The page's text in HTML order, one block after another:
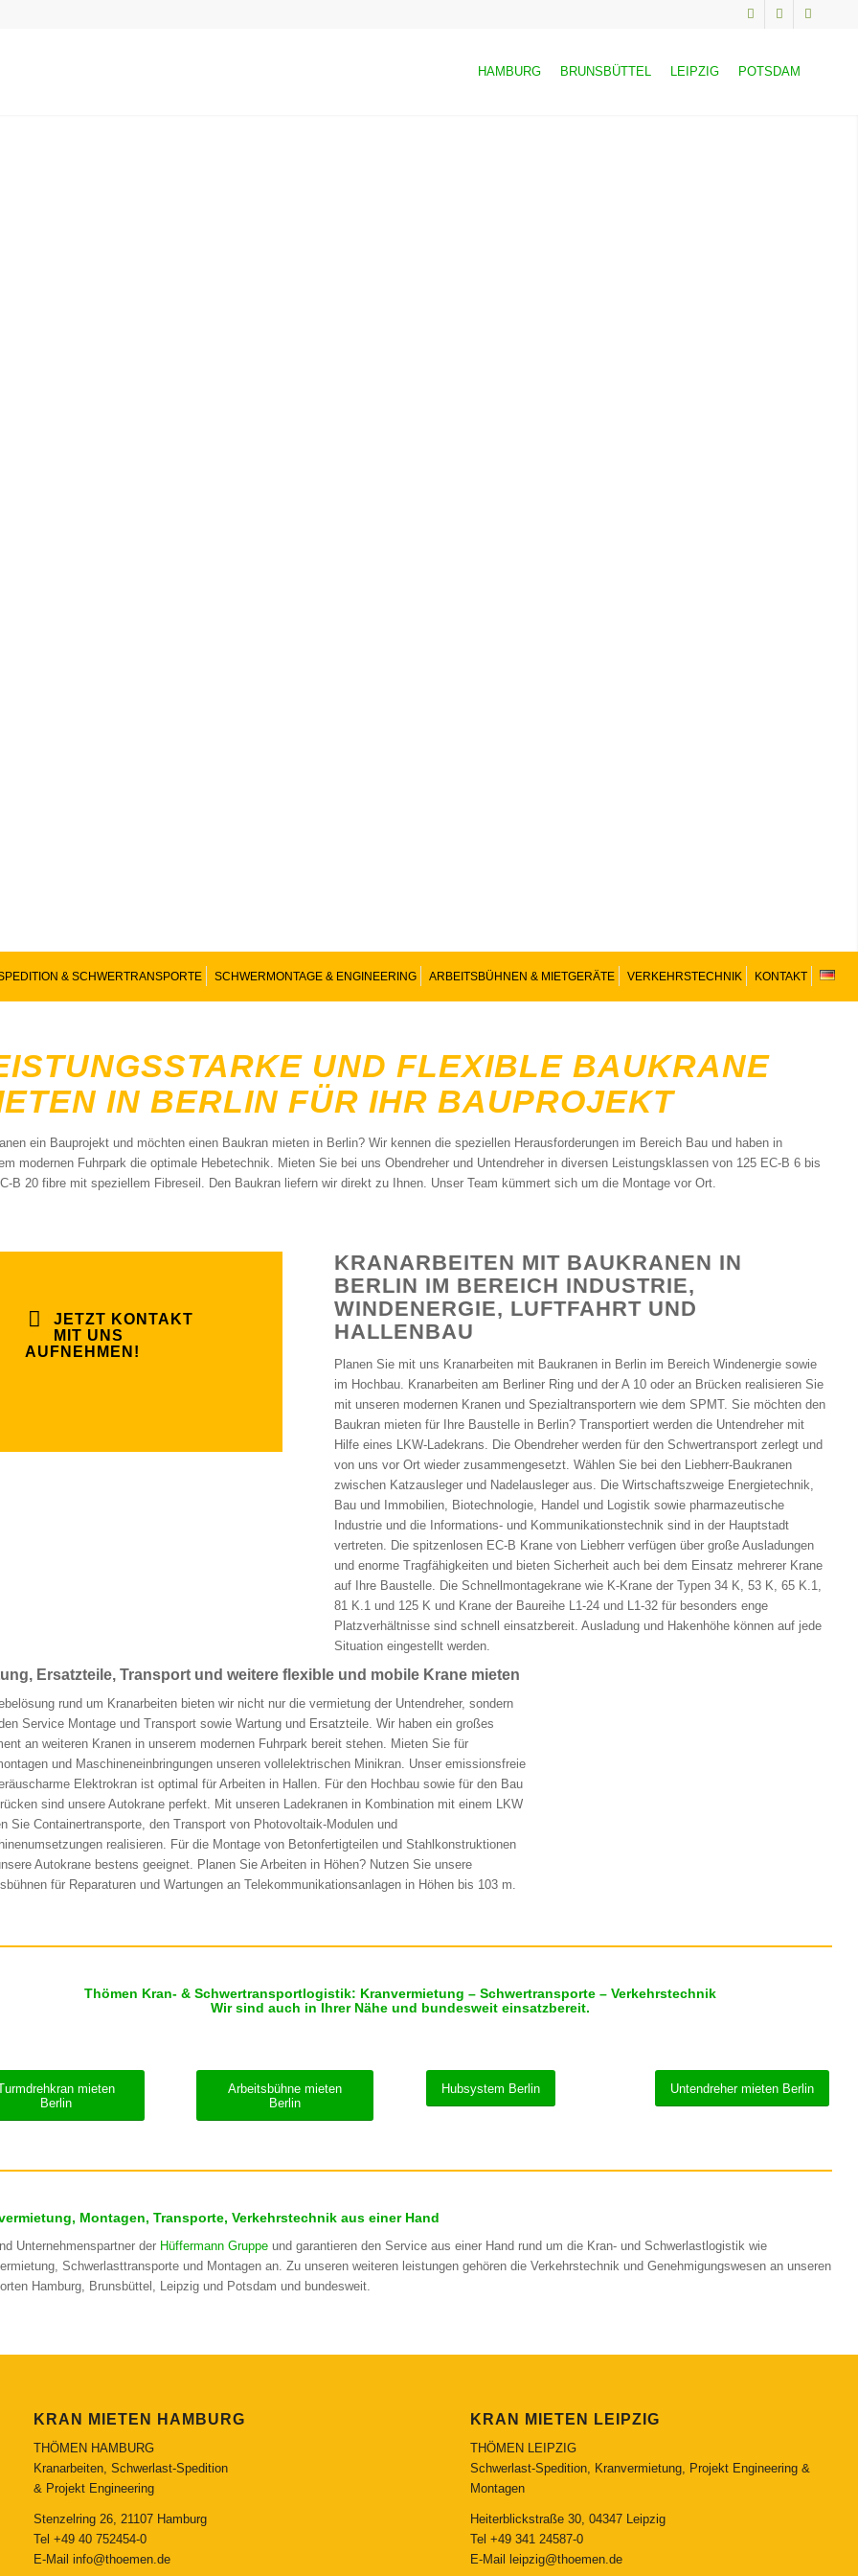
HAMBURG BRUNSBÜTTEL LEIPZIG POTSDAM
& SCHWERTRANSPORTE SCHWERMONTAGE & ENGINEERING ARBEITSBÜHNEN & MIETGERÄTE VERKEHRSTECHNIK KONTAKT
UND FLEXIBLE BAUKRANE
IN BERLIN FÜR IHR BAUPROJEKT
ein Bauprojekt und möchten einen Baukran mieten in Berlin? Wir kennen die speziellen Herausforderungen im Bereich Bau und haben in
modernen Fuhrpark die optimale Hebetechnik. Mieten Sie bei uns Obendreher und Untendreher in diversen Leistungsklassen von 125 EC-B 6 bis
B 20 fibre mit speziellem Fibreseil. Den Baukran liefern wir direkt zu Ihnen. Unser Team kümmert sich um die Montage vor Ort.
JETZT KONTAKT
MIT UNS
AUFNEHMEN!
KRANARBEITEN MIT BAUKRANEN IN
BERLIN IM BEREICH INDUSTRIE,
WINDENERGIE, LUFTFAHRT UND
HALLENBAU
Planen Sie mit uns Kranarbeiten mit Baukranen in Berlin im Bereich Windenergie sowie
im Hochbau. Kranarbeiten am Berliner Ring und der A 10 oder an Brücken realisieren Sie
mit unseren modernen Kranen und Spezialtransportern wie dem SPMT. Sie möchten den
Baukran mieten für Ihre Baustelle in Berlin? Transportiert werden die Untendreher mit
Hilfe eines LKW-Ladekrans. Die Obendreher werden für den Schwertransport zerlegt und
von uns vor Ort wieder zusammengesetzt. Wählen Sie bei den Liebherr-Baukranen
zwischen Katzausleger und Nadelausleger aus. Die Wirtschaftszweige Energietechnik,
Bau und Immobilien, Biotechnologie, Handel und Logistik sowie pharmazeutische
Industrie und die Informations- und Kommunikationstechnik sind in der Hauptstadt
vertreten. Die spitzenlosen EC-B Krane von Liebherr verfügen über große Ausladungen
und enorme Tragfähigkeiten und bieten Sicherheit auch bei dem Einsatz mehrerer Krane
auf Ihre Baustelle. Die Schnellmontagekrane wie K-Krane der Typen 34 K, 53 K, 65 K.1,
81 K.1 und 125 K und Krane der Baureihe L1-24 und L1-32 für besonders enge
Platzverhältnisse sind schnell einsatzbereit. Ausladung und Hakenhöhe können auf jede
Situation eingestellt werden.
Ersatzteile, Transport und weitere flexible und mobile Krane mieten
rund um Kranarbeiten bieten wir nicht nur die vermietung der Untendreher, sondern
Service Montage und Transport sowie Wartung und Ersatzteile. Wir haben ein großes
an weiteren Kranen in unserem modernen Fuhrpark bereit stehen. Mieten Sie für
und Maschineneinbringungen unseren vollelektrischen Minikran. Unser emissionsfreie
Elektrokran ist optimal für Arbeiten in Hallen. Für den Hochbau sowie für den Bau
sind unsere Autokrane perfekt. Mit unseren Ladekranen in Kombination mit einem LKW
Sie Containertransporte, den Transport von Photovoltaik-Modulen und
realisieren. Für die Montage von Betonfertigteilen und Stahlkonstruktionen
Autokrane bestens geeignet. Planen Sie Arbeiten in Höhen? Nutzen Sie unsere
für Reparaturen und Wartungen an Telekommunikationsanlagen in Höhen bis 103 m.
Thömen Kran- & Schwertransportlogistik: Kranvermietung – Schwertransporte – Verkehrstechnik
Wir sind auch in Ihrer Nähe und bundesweit einsatzbereit.
mieten
Berlin
Arbeitsbühne mieten
Berlin
Hubsystem Berlin Untendreher mieten Berlin
Montagen, Transporte, Verkehrstechnik aus einer Hand
Unternehmenspartner der Hüffermann Gruppe und garantieren den Service aus einer Hand rund um die Kran- und Schwerlastlogistik wie
Schwerlasttransporte und Montagen an. Zu unseren weiteren leistungen gehören die Verkehrstechnik und Genehmigungswesen an unseren
Hamburg, Brunsbüttel, Leipzig und Potsdam und bundesweit.
KRAN MIETEN HAMBURG
THÖMEN HAMBURG
Kranarbeiten, Schwerlast-Spedition
& Projekt Engineering
Stenzelring 26, 21107 Hamburg
Tel +49 40 752454-0
E-Mail info@thoemen.de
KRAN MIETEN LEIPZIG
THÖMEN LEIPZIG
Schwerlast-Spedition, Kranvermietung, Projekt Engineering &
Montagen
Heiterblickstraße 30, 04347 Leipzig
Tel +49 341 24587-0
E-Mail
leipzig@thoemen.de